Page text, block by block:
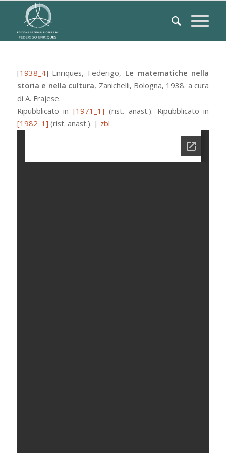
[1938_4] Enriques, Federigo, Le matematiche nella
storia e nella cultura, Zanichelli, Bologna, 1938. a cura
di A. Frajese.
Ripubblicato in[1971_1] (rist. anast.). Ripubblicato in
[1982_1] (rist. anast.). | zbl